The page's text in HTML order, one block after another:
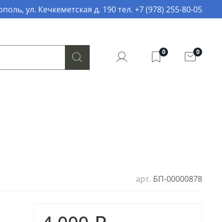
ул. Кечкеметская д. 190 тел. +7 (978) 255-80-05
0 0
арт. БП-00000878